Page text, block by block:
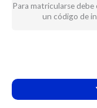
Para matricularse
un código de